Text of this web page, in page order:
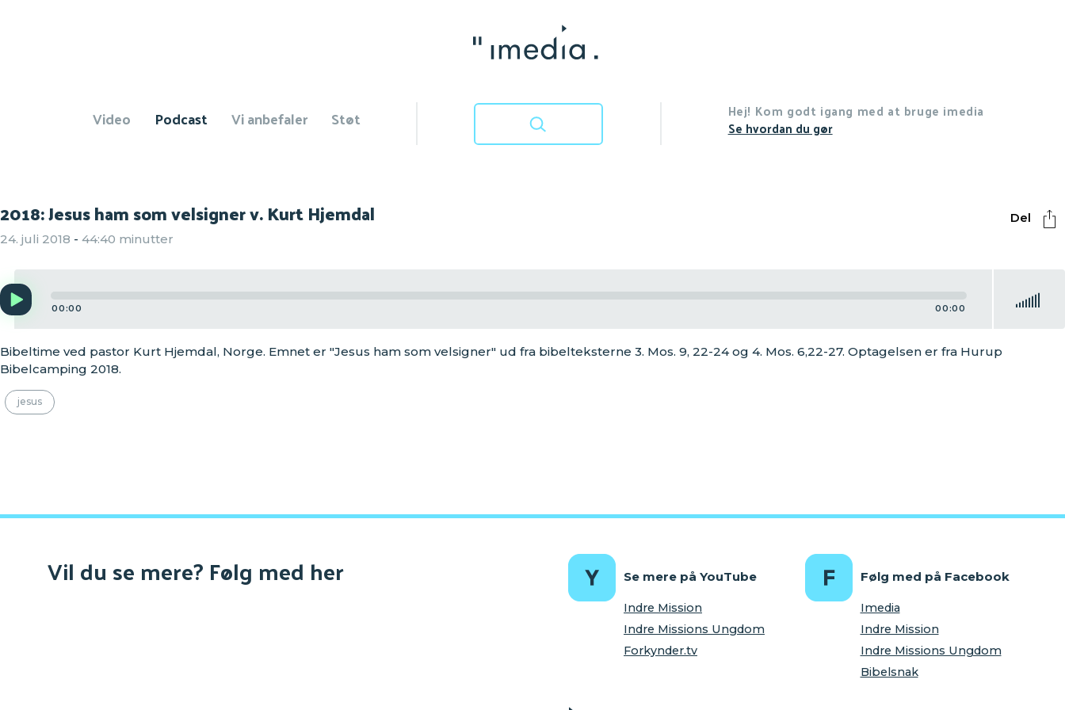
Video Podcast Vi anbefaler Støt
Hej! Kom godt igang med at bruge imedia
Se hvordan du gør
Del
2018: Jesus ham som velsigner v. Kurt Hjemdal
24. juli 2018 - 44:40 minutter
Audio
Player
00:00 00:00
Up/Down
Arrow
to
Bibeltime ved pastor Kurt Hjemdal, Norge. Emnet er "Jesus ham som velsigner" ud fra bibelteksterne 3. Mos. 9, 22-24 og 4. Mos. 6,22-27. Optagelsen er fra Hurup
Bibelcamping 2018.
jesus
Vil du se mere? Følg med her Se mere på YouTube
Indre Mission
Indre Missions Ungdom
Forkynder.tv
Følg med på Facebook
Imedia
Indre Mission
Indre Missions Ungdom
Bibelsnak